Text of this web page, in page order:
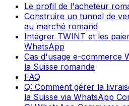
Le profil de l'acheteur
Construire un tunnel de
au marché romand
Intégrer TWINT et les
WhatsApp
Cas d'usage e-commerce
la Suisse romande
FAQ
Q: Comment gérer la
la Suisse via WhatsApp